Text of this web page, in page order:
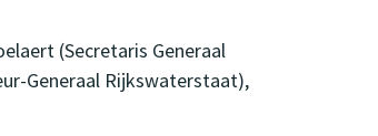
(Secretaris Generaal
Generaal Rijkswaterstaat),